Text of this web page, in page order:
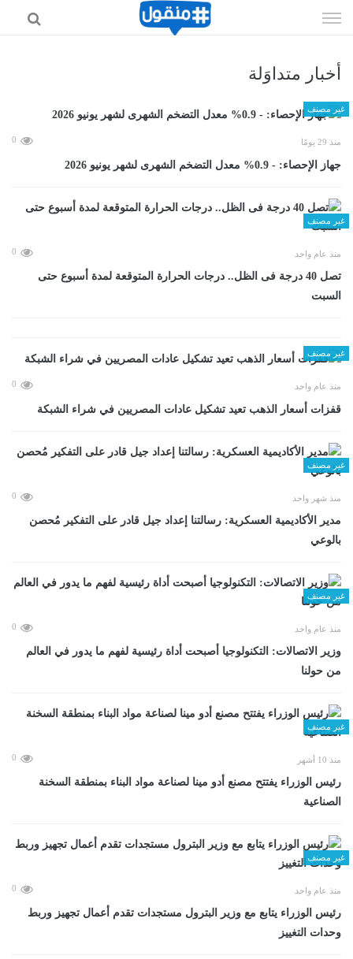
الى
أخبار متداوَلة
غير مصنف
منذ 29 يومًا 0
جهاز الإحصاء: - 0.9% معدل التضخم الشهرى لشهر يونيو 2026
غير مصنف
منذ عام واحد 0
تصل 40 درجة فى الظل.. درجات الحرارة المتوقعة لمدة أسبوع حتى
السبت
غير مصنف
منذ عام واحد 0
قفزات أسعار الذهب تعيد تشكيل عادات المصريين في شراء الشبكة
غير مصنف
منذ شهر واحد 0
مدير الأكاديمية العسكرية: رسالتنا إعداد جيل قادر على التفكير مُحصن
بالوعي
غير مصنف
منذ عام واحد 0
وزير الاتصالات: التكنولوجيا أصبحت أداة رئيسية لفهم ما يدور في العالم
من حولنا
غير مصنف
منذ 10 أشهر 0
رئيس الوزراء يفتتح مصنع أدو مينا لصناعة مواد البناء بمنطقة السخنة
الصناعية
غير مصنف
منذ عام واحد 0
رئيس الوزراء يتابع مع وزير البترول مستجدات تقدم أعمال تجهيز وربط
وحدات التغييز